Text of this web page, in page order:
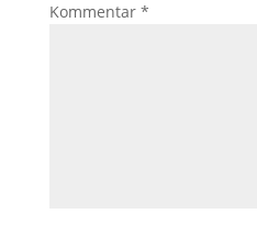
Kommentar *